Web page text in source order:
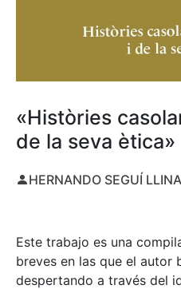
«Històries
de la seva ètica»
HERNANDO SEGUÍ
Este trabajo es una
breves en las que el autor
despertando a través del